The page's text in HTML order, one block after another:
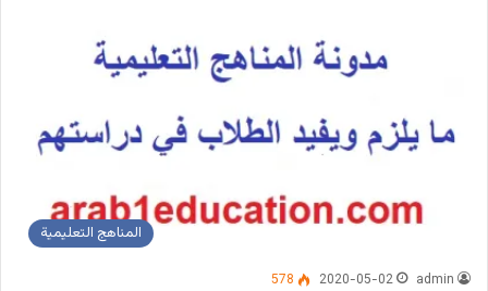
المناهج التعليمية
admin
2020-05-02
578